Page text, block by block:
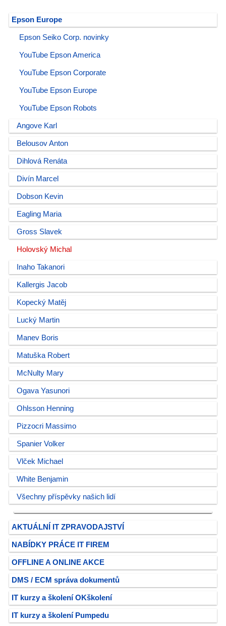
Epson Europe
Epson Seiko Corp. novinky
YouTube Epson America
YouTube Epson Corporate
YouTube Epson Europe
YouTube Epson Robots
Angove Karl
Belousov Anton
Dihlová Renáta
Divín Marcel
Dobson Kevin
Eagling Maria
Gross Slavek
Holovský Michal
Inaho Takanori
Kallergis Jacob
Kopecký Matěj
Lucký Martin
Manev Boris
Matuška Robert
McNulty Mary
Ogava Yasunori
Ohlsson Henning
Pizzocri Massimo
Spanier Volker
Vlček Michael
White Benjamin
Všechny příspěvky našich lidí
AKTUÁLNÍ IT ZPRAVODAJSTVÍ
NABÍDKY PRÁCE IT FIREM
OFFLINE A ONLINE AKCE
DMS / ECM správa dokumentů
IT kurzy a školení OKškolení
IT kurzy a školení Pumpedu